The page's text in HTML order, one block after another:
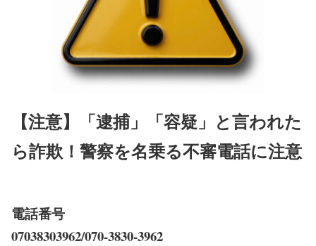
【注意】「逮捕」「容疑」と言われた
ら詐欺！警察を名乗る不審電話に注意
電話番号
07038303962/070-3830-3962